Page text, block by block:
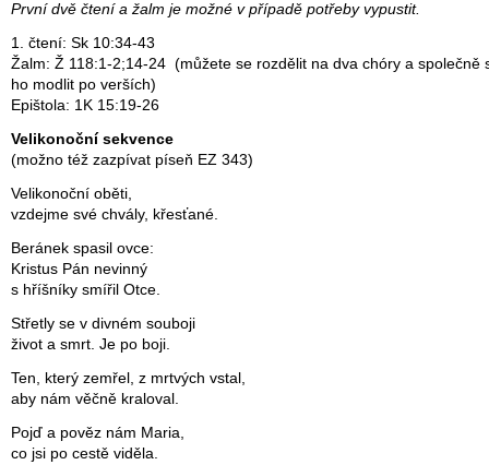
První dvě čtení a žalm je možné v případě potřeby vypustit.
1. čtení: Sk 10:34-43
Žalm: Ž 118:1-2;14-24 (můžete se rozdělit na dva chóry a společně
ho modlit po verších)
Epištola: 1K 15:19-26
Velikonoční sekvence
(možno též zazpívat píseň EZ 343)
Velikonoční oběti,
vzdejme své chvály, křesťané.
Beránek spasil ovce:
Kristus Pán nevinný
s hříšníky smířil Otce.
Střetly se v divném souboji
život a smrt. Je po boji.
Ten, který zemřel, z mrtvých vstal,
aby nám věčně kraloval.
Pojď a pověz nám Maria,
co jsi po cestě viděla.